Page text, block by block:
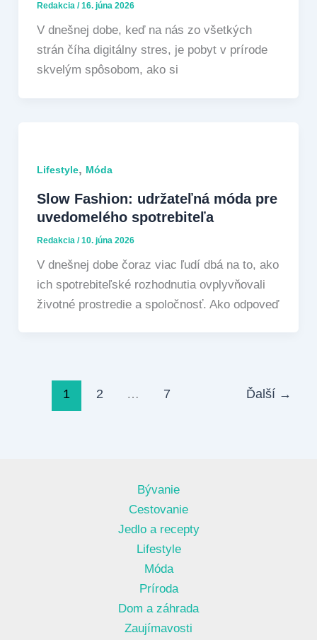
Redakcia /16. júna 2026
V dnešnej dobe, keď na nás zo všetkých
strán číha digitálny stres, je pobyt v prírode
skvelým spôsobom, ako si
Lifestyle, Móda
Slow Fashion: udržateľná móda pre
uvedomelého spotrebiteľa
Redakcia /10. júna 2026
V dnešnej dobe čoraz viac ľudí dbá na to, ako
ich spotrebiteľské rozhodnutia ovplyvňovali
životné prostredie a spoločnosť. Ako odpoveď
1 2 … 7 Ďalší →
Bývanie
Cestovanie
Jedlo a recepty
Lifestyle
Móda
Príroda
Dom a záhrada
Zaujímavosti